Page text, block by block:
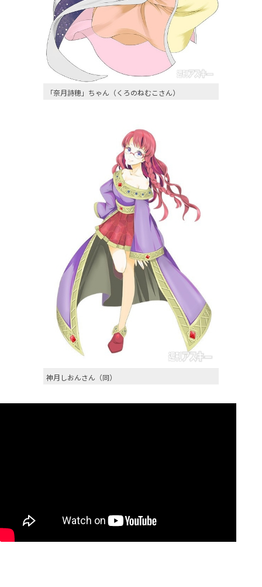
「奈月詩穂」ちゃん（くろのねむこさん）
神月しおんさん（同）